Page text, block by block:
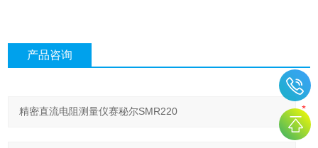
产品咨询